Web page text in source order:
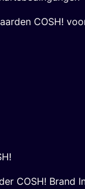
COSH!
COSH! Brand